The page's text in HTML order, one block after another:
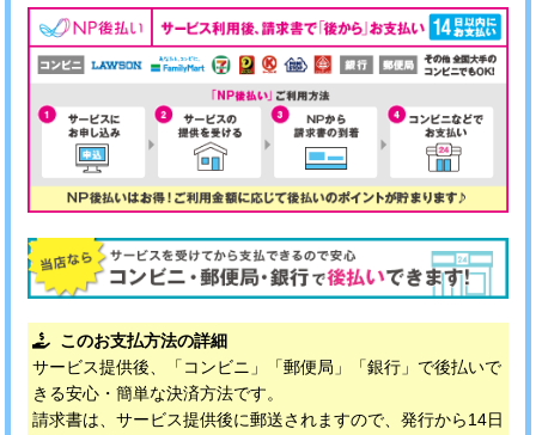
このお支払方法の詳細
サービス提供後、「コンビニ」「郵便局」「銀行」で後払いで
きる安心・簡単な決済方法です。
請求書は、サービス提供後に郵送されますので、発行から14日